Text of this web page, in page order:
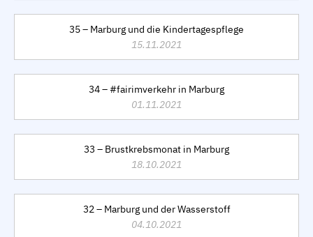
35 – Marburg und die Kindertagespflege
15.11.2021
34 – #fairimverkehr in Marburg
01.11.2021
33 – Brustkrebsmonat in Marburg
18.10.2021
32 – Marburg und der Wasserstoff
04.10.2021